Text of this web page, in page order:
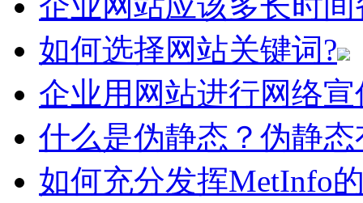
如何选择网站关键词?
企业用网站进行网络
什么是伪静态？伪静态
如何充分发挥MetInfo